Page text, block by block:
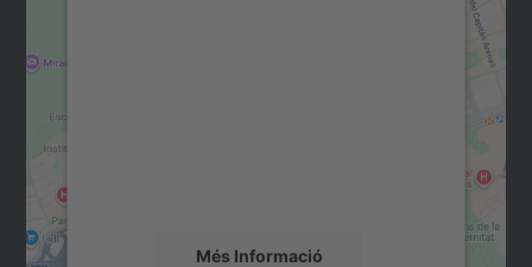
Més Informació